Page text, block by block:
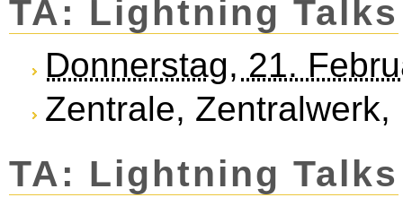
TA: Lightning Talks
Donnerstag, 21.
Zentrale,
TA: Lightning Talks